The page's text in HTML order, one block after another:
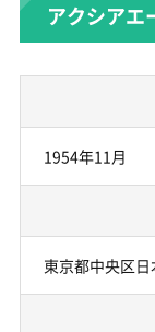
アクシアエ
1954年11月
東京都中央区